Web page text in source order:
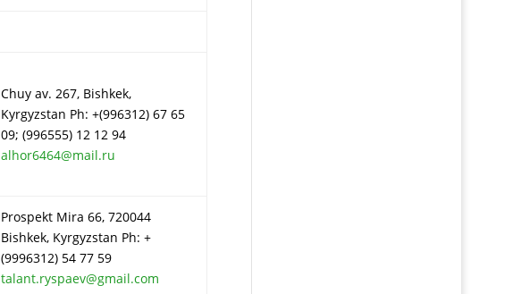
Chuy av. 267, Bishkek,
Kyrgyzstan Ph: +(996312) 67 65
09; (996555) 12 12 94
alhor6464@mail.ru
Prospekt Mira 66, 720044
Bishkek, Kyrgyzstan Ph: +
(9996312) 54 77 59
talant.ryspaev@gmail.com